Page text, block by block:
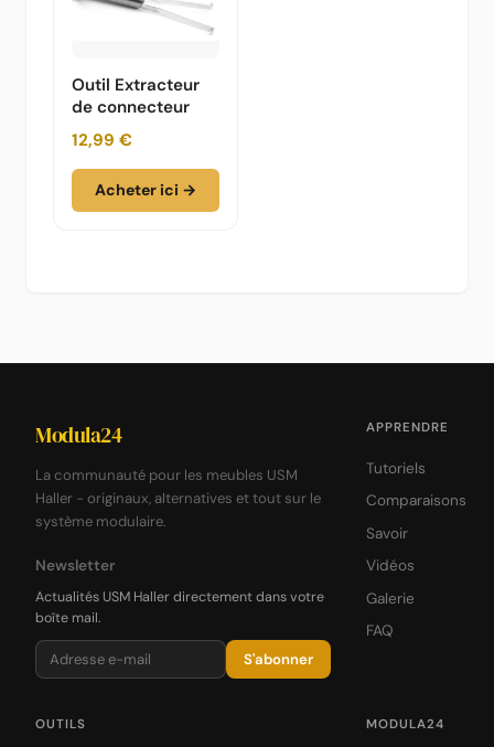
Outil Extracteur
de connecteur
12,99 €
Acheter ici →
Modula24
La communauté pour les meubles USM
Haller - originaux, alternatives et tout sur le
système modulaire.
Newsletter
Actualités USM Haller directement dans votre
boîte mail.
S'abonner
APPRENDRE
Tutoriels
Comparaisons
Savoir
Vidéos
Galerie
FAQ
OUTILS MODULA24